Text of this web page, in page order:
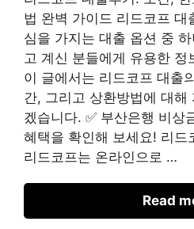
법 완벽 가이드 리드코프 대
심을 가지는 대출 옵션 중
고 계신 분들에게 유용한 정
이 글에서는 리드코프 대출
간, 그리고 상환방법에 대해
겠습니다. ✅ 부산은행 비상
혜택을 확인해 보세요! 리드
리드코프는 온라인으로 …
Read